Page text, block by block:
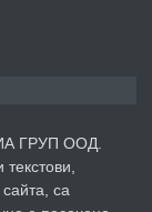
преди 2 дни
ГРУП ООД.
са